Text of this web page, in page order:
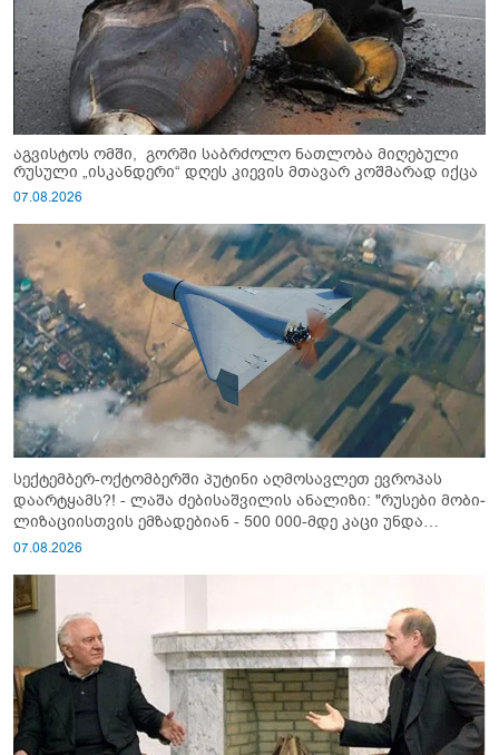
აგვისტოს ომში, გორში საბრძოლო ნათლობა მიღებული
რუსული „ისკანდერი“ დღეს კიევის მთავარ კოშმარად იქცა
07.08.2026
სექტემბერ-ოქტომბერში პუტინი აღმოსავლეთ ევროპას
დაარტყამს?! - ლაშა ძებისაშვილის ანალიზი: "რუსები მობი­
ლიზაციისთვის ემზადებიან - 500 000-მდე კაცი უნდა
გაიწვიონ ომში"
07.08.2026